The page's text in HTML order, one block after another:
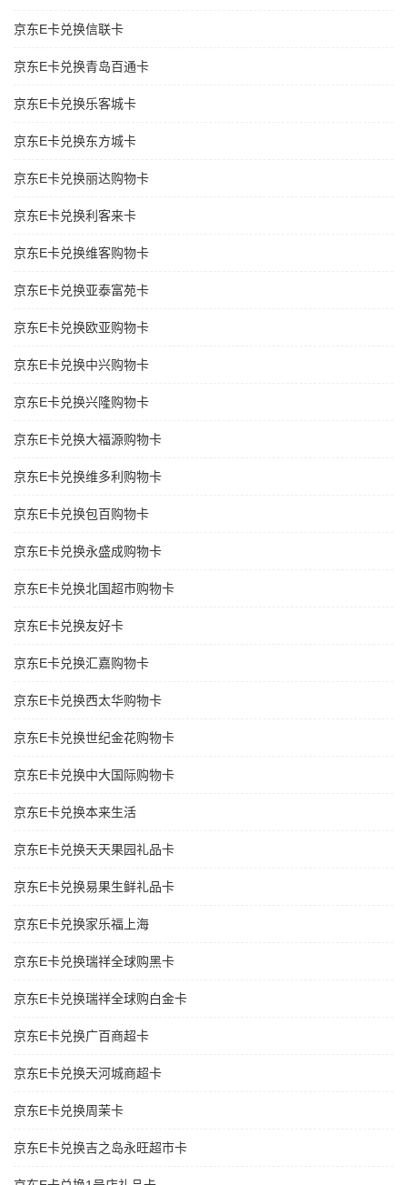
京东E卡兑换信联卡
京东E卡兑换青岛百通卡
京东E卡兑换乐客城卡
京东E卡兑换东方城卡
京东E卡兑换丽达购物卡
京东E卡兑换利客来卡
京东E卡兑换维客购物卡
京东E卡兑换亚泰富苑卡
京东E卡兑换欧亚购物卡
京东E卡兑换中兴购物卡
京东E卡兑换兴隆购物卡
京东E卡兑换大福源购物卡
京东E卡兑换维多利购物卡
京东E卡兑换包百购物卡
京东E卡兑换永盛成购物卡
京东E卡兑换北国超市购物卡
京东E卡兑换友好卡
京东E卡兑换汇嘉购物卡
京东E卡兑换西太华购物卡
京东E卡兑换世纪金花购物卡
京东E卡兑换中大国际购物卡
京东E卡兑换本来生活
京东E卡兑换天天果园礼品卡
京东E卡兑换易果生鲜礼品卡
京东E卡兑换家乐福上海
京东E卡兑换瑞祥全球购黑卡
京东E卡兑换瑞祥全球购白金卡
京东E卡兑换广百商超卡
京东E卡兑换天河城商超卡
京东E卡兑换周茉卡
京东E卡兑换吉之岛永旺超市卡